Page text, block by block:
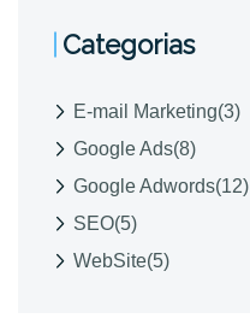
Categorias
E-mail Marketing(3)
Google Ads(8)
Google Adwords(12)
SEO(5)
WebSite(5)